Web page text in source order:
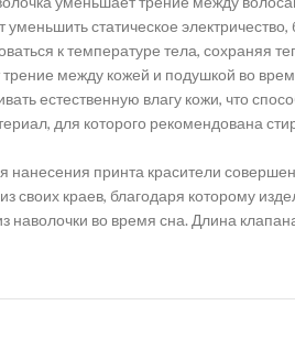
статическое
к температуре тела, сохраняя
между кожей и подушкой во
естественную влагу кожи, что
для которого рекомендована
нанесения принта красители
своих краев, благодаря которому
во время сна. Длина